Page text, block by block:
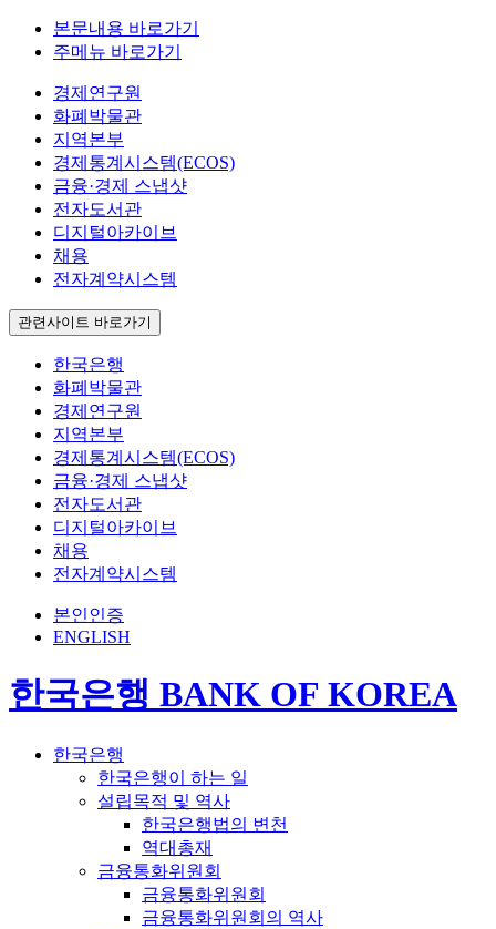
본문내용 바로가기
주메뉴 바로가기
경제연구원
화폐박물관
지역본부
경제통계시스템(ECOS)
금융·경제 스냅샷
전자도서관
디지털아카이브
채용
전자계약시스템
관련사이트 바로가기
한국은행
화폐박물관
경제연구원
지역본부
경제통계시스템(ECOS)
금융·경제 스냅샷
전자도서관
디지털아카이브
채용
전자계약시스템
본인인증
ENGLISH
한국은행 BANK OF KOREA
한국은행
한국은행이 하는 일
설립목적 및 역사
한국은행법의 변천
역대총재
금융통화위원회
금융통화위원회
금융통화위원회의 역사